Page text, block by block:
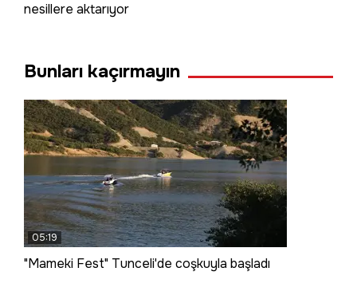
nesillere aktarıyor
Bunları kaçırmayın
05:19
"Mameki Fest" Tunceli'de coşkuyla başladı